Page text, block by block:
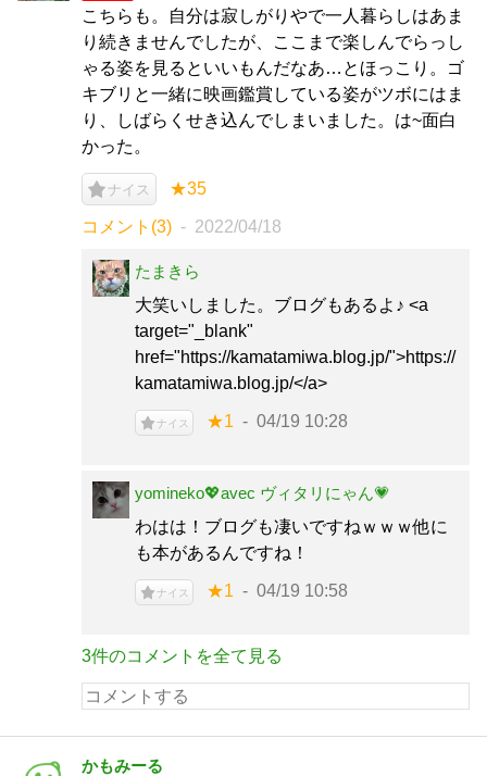
こちらも。自分は寂しがりやで一人暮らしはあま
り続きませんでしたが、ここまで楽しんでらっし
ゃる姿を見るといいもんだなあ…とほっこり。ゴ
キブリと一緒に映画鑑賞している姿がツボにはま
り、しばらくせき込んでしまいました。は~面白
かった。
ナイス ★35
コメント(3) 2022/04/18
たまきら
大笑いしました。ブログもあるよ♪ <a
target="_blank"
href="https://kamatamiwa.blog.jp/">https://
kamatamiwa.blog.jp/</a>
ナイス ★1 04/19 10:28
yomineko💖avec ヴィタリにゃん💗
わはは！ブログも凄いですねｗｗｗ他に
も本があるんですね！
ナイス ★1 04/19 10:58
3件のコメントを全て見る
かもみーる